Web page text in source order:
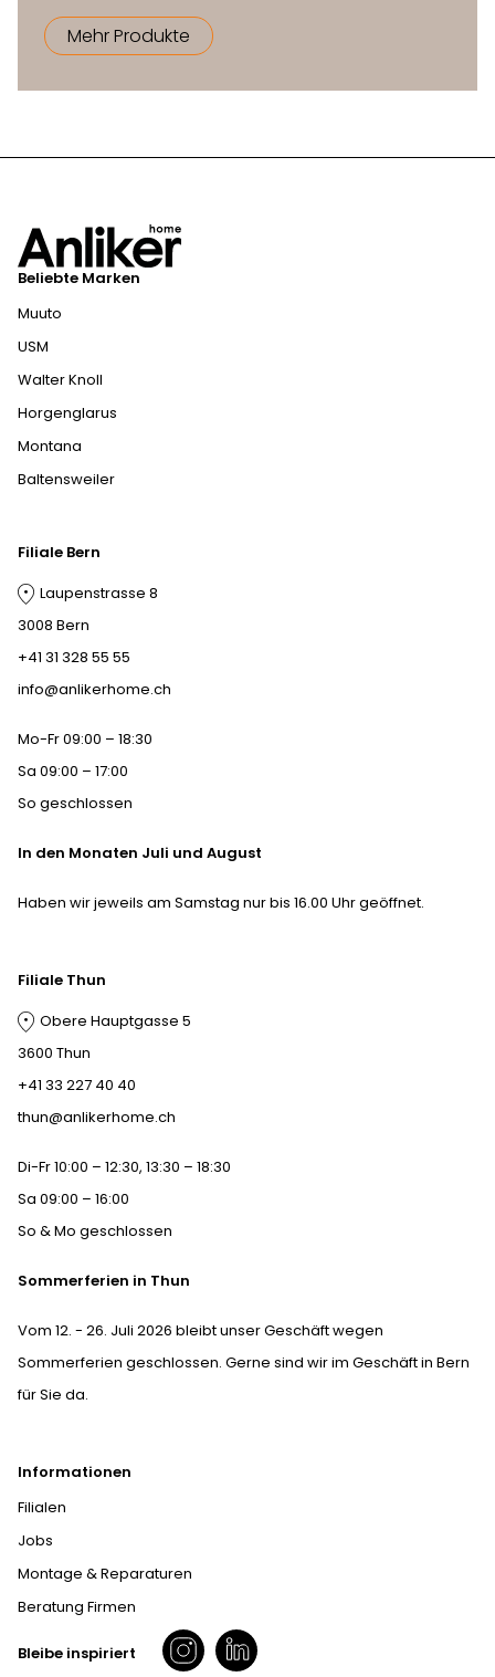
Mehr Produkte
Beliebte Marken
Muuto
USM
Walter Knoll
Horgenglarus
Montana
Baltensweiler
Informationen
Filialen
Jobs
Montage & Reparaturen
Beratung Firmen
Filiale Bern
Laupenstrasse 8
3008 Bern
+41 31 328 55 55
info@anlikerhome.ch
Mo-Fr 09:00 – 18:30
Sa 09:00 – 17:00
So geschlossen
In den Monaten Juli und August
Haben wir jeweils am Samstag nur bis 16.00 Uhr geöffnet.
Filiale Thun
Obere Hauptgasse 5
3600 Thun
+41 33 227 40 40
thun@anlikerhome.ch
Di-Fr 10:00 – 12:30, 13:30 – 18:30
Sa 09:00 – 16:00
So & Mo geschlossen
Sommerferien in Thun
Vom 12. - 26. Juli 2026 bleibt unser Geschäft wegen
Sommerferien geschlossen. Gerne sind wir im Geschäft in Bern
für Sie da.
Bleibe inspiriert